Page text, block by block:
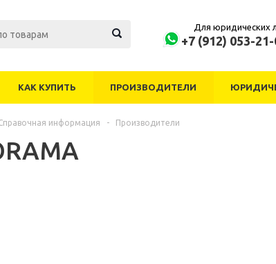
Для юридических
+7 (912) 053-
КАК КУПИТЬ ПРОИЗВОДИТЕЛИ
информация - Производители